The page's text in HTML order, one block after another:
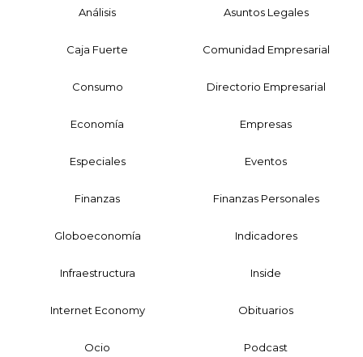
Análisis Asuntos Legales
Caja Fuerte Comunidad Empresarial
Consumo Directorio Empresarial
Economía Empresas
Especiales Eventos
Finanzas Finanzas Personales
Globoeconomía Indicadores
Infraestructura Inside
Internet Economy Obituarios
Ocio Podcast